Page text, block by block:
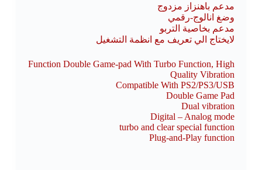
مدعم باهنزاز مزدوج
وضغ انالوج-رقمي
مدعم بخاصية التربو
لايختاج الي تعريف مع انظمة التشغيل
Function Double Game-pad With Turbo Function, High
Quality Vibration
Compatible With PS2/PS3/USB
Double Game Pad
Dual vibration
Digital – Analog mode
turbo and clear special function
Plug-and-Play function